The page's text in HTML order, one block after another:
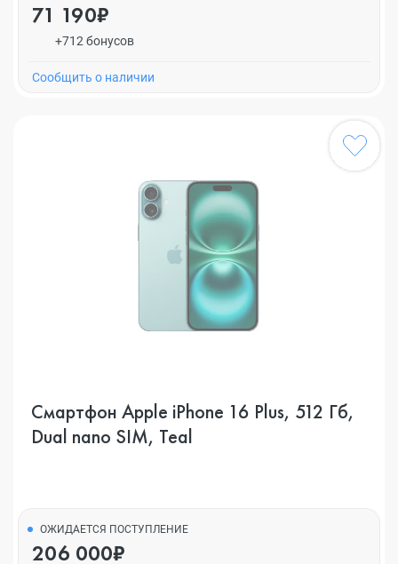
71 190₽
+712 бонусов
Cообщить о наличии
Смартфон Apple iPhone 16 Plus, 512 Гб,
Dual nano SIM, Teal
ОЖИДАЕТСЯ ПОСТУПЛЕНИЕ
206 000₽